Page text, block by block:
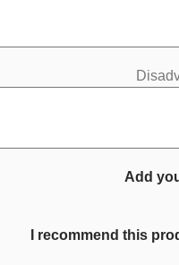
Add
I recommend this